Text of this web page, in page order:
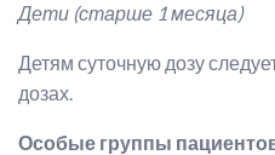
Дети (старше 1 месяца)
Детям суточную дозу
дозах.
Особые группы